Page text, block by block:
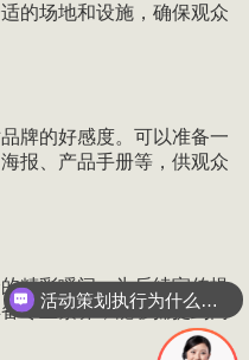
的场地和设施，确保观众
牌的好感度。可以准备一
报、产品手册等，供观众
精彩瞬间，为后续宣传提
专业素养，能够捕捉到高